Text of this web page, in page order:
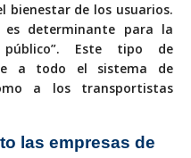
bienestar de los usuarios.
determinante para la
Este tipo de
a todo el sistema de
a los transportistas
las empresas de